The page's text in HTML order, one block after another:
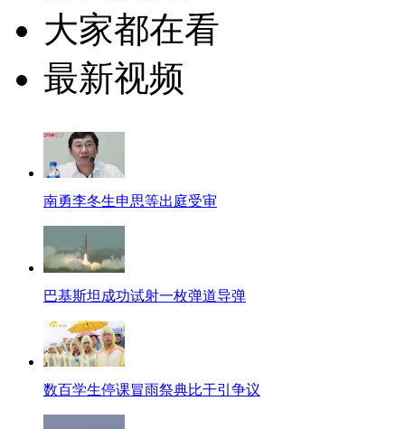
大家都在看
最新视频
南勇李冬生申思等出庭受审
巴基斯坦成功试射一枚弹道导弹
数百学生停课冒雨祭典比干引争议